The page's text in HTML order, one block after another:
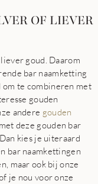
OF LIEVER
goud. Daarom
bar naamketting
te combineren met
gouden
andere gouden
deze gouden bar
kies je uiteraard
bar naamkettingen
maar ook bij onze
je nou voor onze